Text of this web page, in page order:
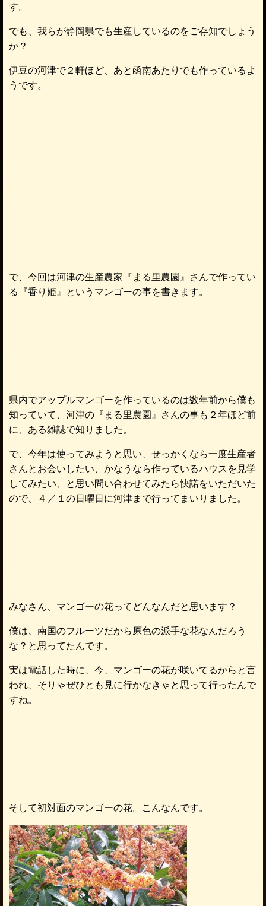
す。
でも、我らが静岡県でも生産しているのをご存知でしょう
か？
伊豆の河津で２軒ほど、あと函南あたりでも作っているよ
うです。
で、今回は河津の生産農家『まる里農園』さんで作ってい
る『香り姫』というマンゴーの事を書きます。
県内でアップルマンゴーを作っているのは数年前から僕も
知っていて、河津の『まる里農園』さんの事も２年ほど前
に、ある雑誌で知りました。
で、今年は使ってみようと思い、せっかくなら一度生産者
さんとお会いしたい、かなうなら作っているハウスを見学
してみたい、と思い問い合わせてみたら快諾をいただいた
ので、４／１の日曜日に河津まで行ってまいりました。
みなさん、マンゴーの花ってどんなんだと思います？
僕は、南国のフルーツだから原色の派手な花なんだろう
な？と思ってたんです。
実は電話した時に、今、マンゴーの花が咲いてるからと言
われ、そりゃぜひとも見に行かなきゃと思って行ったんで
すね。
そして初対面のマンゴーの花。こんなんです。